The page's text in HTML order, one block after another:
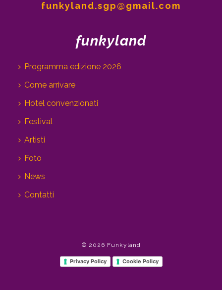
funkyland.sgp@gmail.com
funkyland
Programma edizione 2026
Come arrivare
Hotel convenzionati
Festival
Artisti
Foto
News
Contatti
© 2026 Funkyland
Privacy Policy Cookie Policy